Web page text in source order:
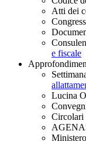
Atti dei
e fiscale
Lucina
Circolari